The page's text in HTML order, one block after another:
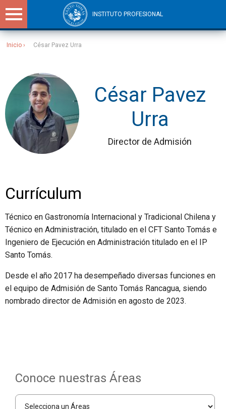
INSTITUTO PROFESIONAL
Inicio César Pavez Urra
César Pavez
Urra
Director de Admisión
Currículum
Técnico en Gastronomía Internacional y Tradicional Chilena y
Técnico en Administración, titulado en el CFT Santo Tomás e
Ingeniero de Ejecución en Administración titulado en el IP
Santo Tomás.
Desde el año 2017 ha desempeñado diversas funciones en
el equipo de Admisión de Santo Tomás Rancagua, siendo
nombrado director de Admisión en agosto de 2023.
Conoce nuestras Áreas